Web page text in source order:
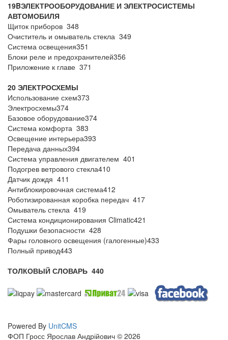
19BЭЛЕКТРООБОРУДОВАНИЕ И ЭЛЕКТРОСИСТЕМЫ
АВТОМОБИЛЯ
Щиток приборов 348
Очиститель и омыватель стекла 349
Система освещения351
Блоки реле и предохранителей356
Приложение к главе 371
20 ЭЛЕКТРОСХЕМЫ
Использование схем373
Электросхемы374
Базовое оборудование374
Система комфорта 383
Освещение интерьера393
Передача данных394
Система управления двигателем 401
Подогрев ветрового стекла410
Датчик дождя 411
Антиблокировочная система412
Роботизированная коробка передач 417
Омыватель стекла 419
Система кондиционирования Climatic421
Подушки безопасности 428
Фары головного освещения (галогенные)433
Полный привод443
ТОЛКОВЫЙ СЛОВАРЬ 440
Powered By UnitCMS
ФОП Гросс Ярослав Андрійович © 2026